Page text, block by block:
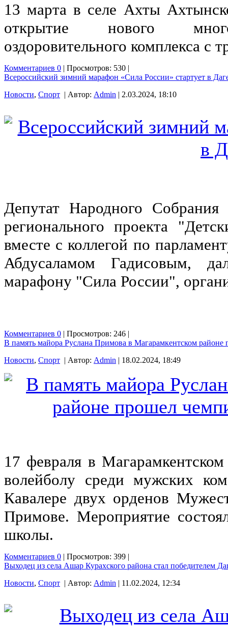
13 марта в селе Ахты
открытие нового
оздоровительного комплекса с
Комментариев 0 | Просмотров: 530 |
Всероссийский зимний марафон «Сила России» стартует в
Новости, Спорт | Автор: Admin | 2.03.2024, 18:10
Депутат Народного Собрания
регионального проекта
вместе с коллегой по
Абдусаламом Гадисовым,
марафону "Сила России",
Комментариев 0 | Просмотров: 246 |
В память майора Руслана Примова в Магарамкентском
Новости, Спорт | Автор: Admin | 18.02.2024, 18:49
17 февраля в
волейболу среди мужских
Кавалере двух орденов
Примове. Мероприятие
школы.
Комментариев 0 | Просмотров: 399 |
Выходец из села Ашар Курахского района стал победителем
Новости, Спорт | Автор: Admin | 11.02.2024, 12:34